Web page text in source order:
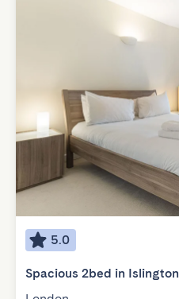
5.0
Spacious 2bed in Islington